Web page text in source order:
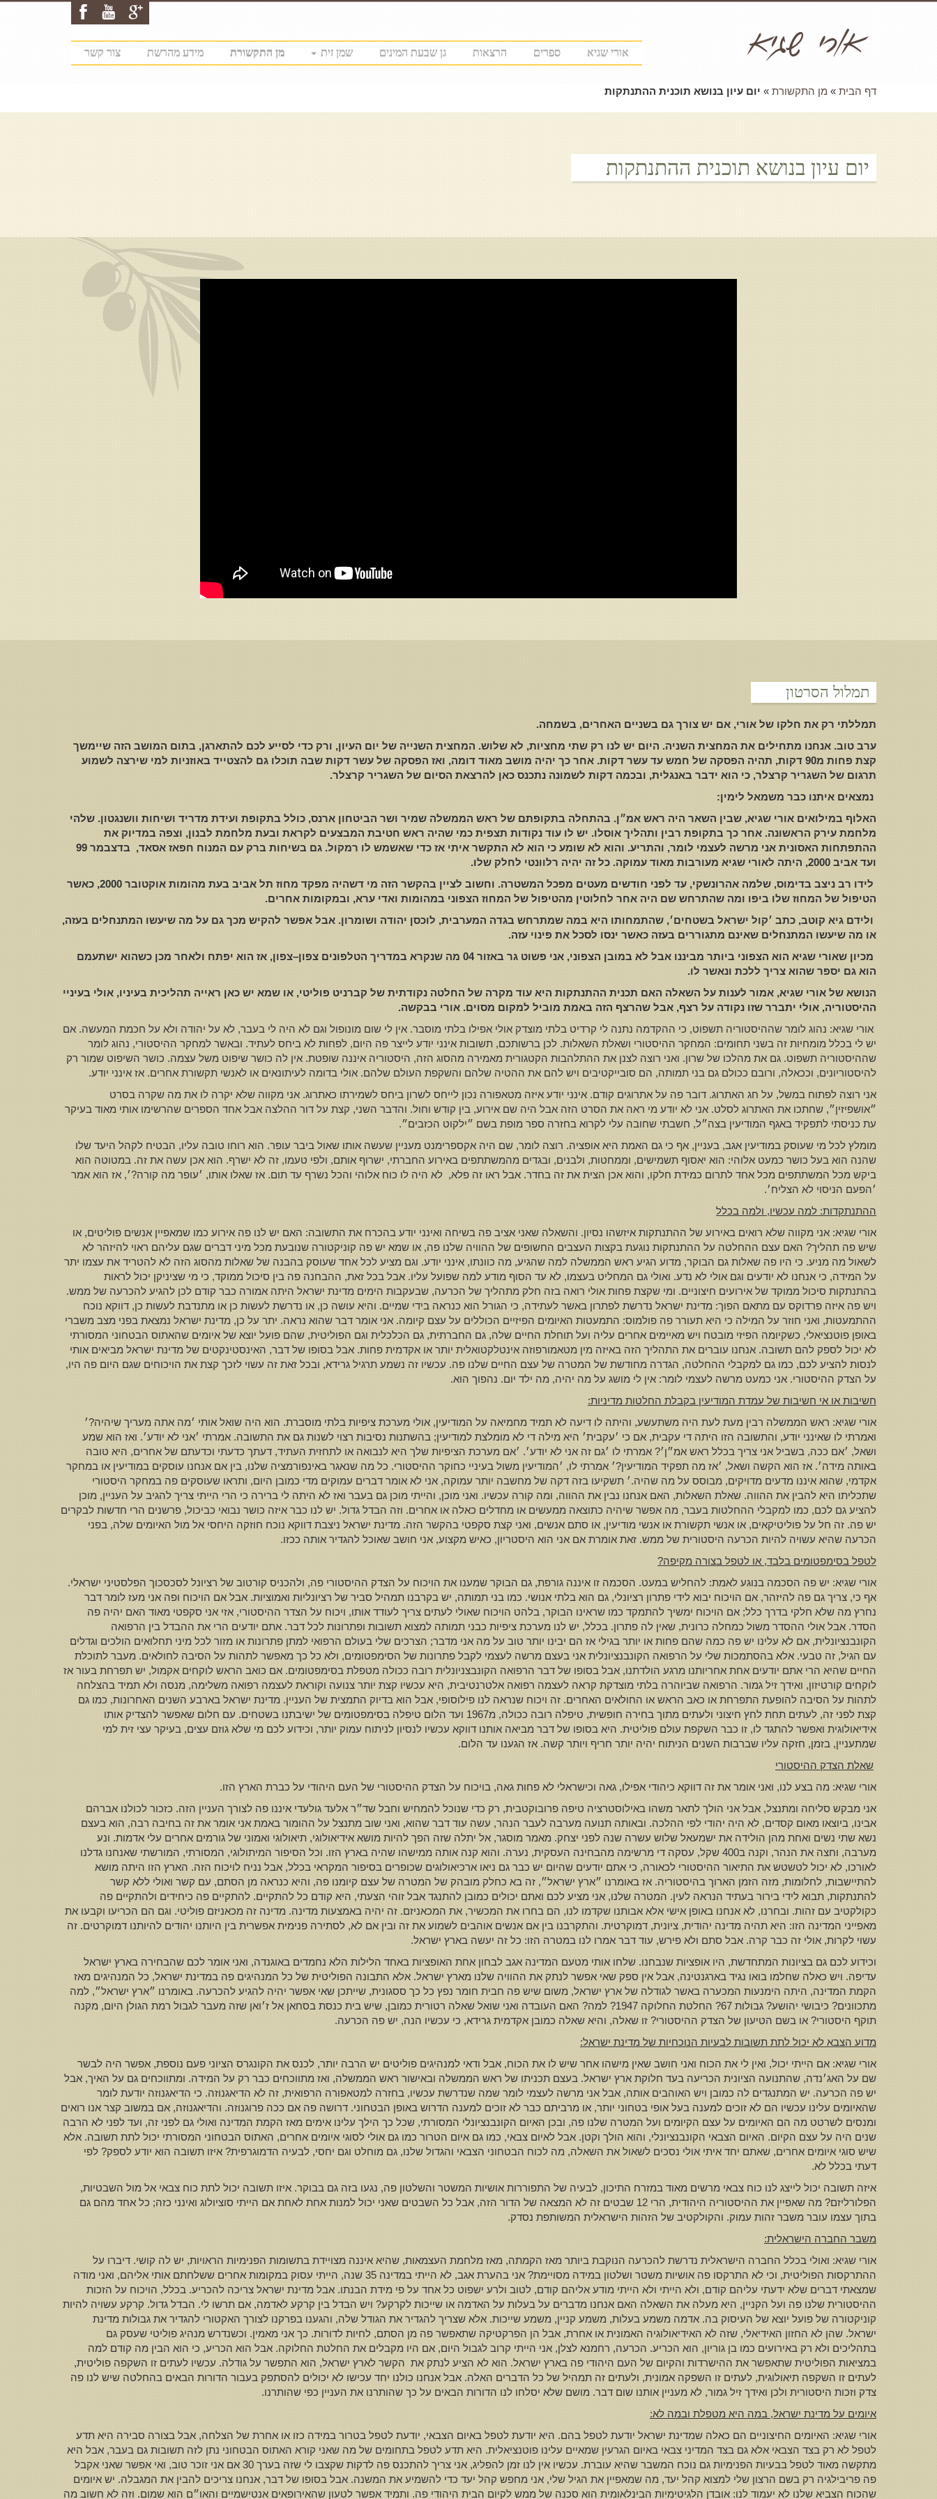
אורי שגיא ספרים הרצאות גן שבעת המינים שמן זית מן התקשורת מידע מהרשת צור קשר
דף הבית » מן התקשורת » יום עיון בנושא תוכנית ההתנתקות
יום עיון בנושא תוכנית ההתנתקות
תמלול הסרטון
תמללתי רק את חלקו של אורי, אם יש צורך גם בשניים האחרים, בשמחה.
ערב טוב. אנחנו מתחילים את המחצית השניה. היום יש לנו רק שתי מחציות, לא שלוש. המחצית השנייה של יום העיון, ורק כדי לסייע לכם להתארגן, בתום המושב הזה שיימשך
קצת פחות מ90 דקות, תהיה הפסקה של חמש עד עשר דקות. אחר כך יהיה מושב מאוד דומה, ואז הפסקה של עשר דקות שבה תוכלו גם להצטייד באוזניות למי שירצה לשמוע
תרגום של השגריר קרצלר, כי הוא ידבר באנגלית, ובכמה דקות לשמונה נתכנס כאן להרצאת הסיום של השגריר קרצלר.
נמצאים איתנו כבר משמאל לימין:
האלוף במילואים אורי שגיא, שבין השאר היה ראש אמ״ן. בהתחלה בתקופתם של ראש הממשלה שמיר ושר הביטחון ארנס, כולל בתקופת ועידת מדריד ושיחות וושנגטון. שלהי
מלחמת עירק הראשונה. אחר כך בתקופת רבין ותהליך אוסלו. יש לו עוד נקודות תצפית כמי שהיה ראש חטיבת המבצעים לקראת ובעת מלחמת לבנון, וצפה במדיוק את
ההתפתחות האסונית אני מרשה לעצמי לומר, והתריע. והוא לא שומע כי הוא לא התקשר איתי אז כדי שאשמש לו רמקול. גם בשיחות ברק עם המנוח חפאז אסאד, בדצבמר 99
ועד אביב 2000, היתה לאורי שגיא מעורבות מאוד עמוקה. כל זה יהיה רלוונטי לחלק שלו.
לידו רב ניצב בדימוס, שלמה אהרונשקי, עד לפני חודשים מעטים מפכל המשטרה. וחשוב לציין בהקשר הזה מי דשהיה מפקד מחוז תל אביב בעת מהומות אוקטובר 2000, כאשר
הטיפול של המחוז שלו ביפו ומה שהתרחש שם היה אחר לחלוטין מהטיפול של המחוז הצפוני במהומות ואדי ערא, ובמקומות אחרים.
ולידם גיא קוטב, כתב ׳קול ישראל בשטחים׳, שהתמחותו היא במה שמתרחש בגדה המערבית, לוכסן יהודה ושומרון. אבל אפשר להקיש מכך גם על מה שיעשו המתנחלים בעזה,
או מה שיעשו המתנחלים שאינם מתגוררים בעזה כאשר ינסו לסכל את פינוי עזה.
מכיון שאורי שגיא הוא הצפוני ביותר מביננו אבל לא במובן הצפוני, אני פשוט גר באזור04 מה שנקרא במדריך הטלפונים צפון–צפון, אז הוא יפתח ולאחר מכן כשהוא ישתעמם
הוא גם יספר שהוא צריך ללכת ונאשר לו.
הנושא של אורי שגיא, אמור לענות על השאלה האם תכנית ההתנתקות היא עוד מקרה של החלטה נקודתית של קברניט פוליטי, או שמא יש כאן ראייה תהליכית בעיניו, אולי בעיניי
ההיסטוריה, אולי יתברר שזו נקודה על רצף, אבל שהרצף הזה באמת מוביל למקום מסוים. אורי בבקשה.
אורי שגיא: נהוג לומר שההיסטוריה תשפוט, כי ההקדמה נתנה לי קרדיט בלתי מוצדק אולי אפילו בלתי מוסבר. אין לי שום מונופול וגם לא היה לי בעבר, לא על יהודה ולא על חכמת המעשה. אם
יש לי בכלל מומחיות זה בשני תחומים: המחקר ההיסטורי ושאלת השאלות. לכן ברשותכם, תשובות אינני יודע לייצר פה היום, לפחות לא ביחס לעתיד. ובאשר למחקר ההיסטורי, נהוג לומר
שההיסטוריה תשפוט. גם את מהלכו של שרון. ואני רוצה לצנן את ההתלהבות הקטגורית מאמירה מהסוג הזה, היסטוריה איננה שופטת. אין לה כושר שיפוט משל עצמה. כושר השיפוט שמור רק
להיסטוריונים, וככאלה, ורובם ככולם גם בני תמותה, הם סובייקטיבים ויש להם את ההטיה שלהם והשקפת העולם שלהם. אולי בדומה לעיתונאים או לאנשי תקשורת אחרים. אז אינני יודע.
אני רוצה לפתוח במשל, על חג האתרוג. דובר פה על אתרוגים קודם. אינני יודע איזה מטאפורה נכון לייחס לשרון ביחס לשמירתו כאתרוג. אני מקווה שלא יקרה לו את מה שקרה בסרט
״אושפיזין״, שחתכו את האתרוג לסלט. אני לא יודע מי ראה את הסרט הזה אבל היה שם אירוע, בין קודש וחול. והדבר השני, קצת על דור ההלצה אבל אחד הספרים שהרשימו אותי מאוד בעיקר
עת כניסתי לתפקיד באגף המודיעין בצה״ל, חשבתי שחובה עלי לקרוא בחזרה ספר מופת בשם ״ילקוט הכזבים״.
מומלץ לכל מי שעוסק במודיעין אגב, בעניין, אף כי גם האמת היא אופציה. רוצה לומר, שם היה אקספרימנט מעניין שעשה אותו שאול ביבר עופר. הוא רוחו טובה עליו, הבטיח לקהל היעד שלו
שהנה הוא בעל כושר כמעט אלוהי: הוא יאסוף תשמישים, וממחטות, ולבנים, ובגדים מהמשתתפים באירוע החברתי, ישרוף אותם, ולפי טעמו, זה לא ישרף. הוא אכן עשה את זה. במטוטה הוא
ביקש מכל המשתתפים מכל אחד לתרום כמידת חלקו, והוא אכן הצית את זה בחדר. אבל ראו זה פלא, לא היה לו כוח אלוהי והכל נשרף עד תום. אז שאלו אותו, ׳עופר מה קורה?׳, אז הוא אמר
׳הפעם הניסוי לא הצליח׳.
ההתנתקדות: למה עכשיו, ולמה בכלל
אורי שגיא: אני מקווה שלא רואים באירוע של ההתנתקות איזשהו נסיון. והשאלה שאני אציב פה בשיחה ואינני יודע בהכרח את התשובה: האם יש לנו פה אירוע כמו שמאפיין אנשים פוליטים, או
שיש פה תהליך? האם עצם ההחלטה על ההתנתקות נוגעת בקצות העצבים החשופים של ההוויה שלנו פה, או שמא יש פה קוניקטורה שנובעת מכל מיני דברים שגם עליהם ראוי להיזהר לא
לשאול מה מניע. כי היו פה שאלות גם הבוקר, מדוע הגיע ראש הממשלה למה שהגיע, מה כוונתו, אינני יודע. וגם מציע לכל אחד שעוסק בהבנה של שאלות מהסוג הזה לא להטריד את עצמו יתר
על המידה, כי אנחנו לא יודעים וגם אולי לא נדע. ואולי גם המחליט בעצמו, לא עד הסוף מודע למה שפועל עליו. אבל בכל זאת, ההבחנה פה בין סיכול ממוקד, כי מי שציניקן יכול לראות
בהתנתקות סיכול ממוקד של אירועים חיצוניים. ומי שקצת פחות אולי רואה בזה חלק מתהליך של הכרעה, שבעקבות הימים מדינת ישראל היתה אמורה כבר קודם לכן להגיע להכרעה של ממש.
ויש פה איזה פרדוקס עם מתאם הפוך: מדינת ישראל נדרשת לפתרון באשר לעתידה, כי הגורל הוא כנראה בידי שמיים. והיא עושה כן, או נדרשת לעשות כן או מתנדבת לעשות כן, דווקא נוכח
ההתמעטות, ואני חוזר על המילה כי היא תעורר פה פולמוס: התמעטות האיומים הפיזיים הכוללים על עצם קיומה. אני אומר דבר שהוא נראה. יתר על כן, מדינת ישראל נמצאת בפני מצב משברי
באופן פוטנציאלי, כשקיומה הפיזי מובטח ויש מאיימים אחרים עליה ועל תוחלת החיים שלה, גם החברתית, גם הכלכלית וגם הפוליטית, שהם פועל יוצא של איומים שהאתוס הבטחוני המסורתי
לא יכול לספק להם תשובה. אנחנו עוברים את התהליך הזה באיזה מין מטאמורפוזה אינטלקטואלית יותר או אקדמית פחות. אבל בסופו של דבר, האינסטינקטים של מדינת ישראל מביאים אותי
לנסות להציע לכם, כמו גם למקבלי ההחלטה, הגדרה מחודשת של המטרה של עצם החיים שלנו פה. עכשיו זה נשמע תרגיל גרידא, ובכל זאת זה עשוי לזכך קצת את הויכוחים שגם היום פה היו,
על הצדק ההיסטורי. אני כמעט מרשה לעצמי לומר: אין לי מושג על מה יהיה, מה ילד יום. נהפוך הוא.
חשיבות או אי חשיבות של עמדת המודיעין בקבלת החלטות מדיניות:
אורי שגיא: ראש הממשלה רבין מעת לעת היה משתעשע, והיתה לו דיעה לא תמיד מחמיאה על המודיעין, אולי מערכת ציפיות בלתי מוסברת. הוא היה שואל אותי ׳מה אתה מעריך שיהיה?׳
ואמרתי לו שאינני יודע, והתשובה הזו היתה די עקבית, אם כי ׳עקבית׳ היא מילה די לא מומלצת למודיעין; בהשתנות נסיבות רצוי לשנות גם את התשובה. אמרתי ׳אני לא יודע׳. ואז הוא שמע
ושאל, ׳אם ככה, בשביל אני צריך בכלל ראש אמ״ן׳? אמרתי לו ׳גם זה אני לא יודע׳. ׳אם מערכת הציפיות שלך היא לנבואה או לתחזית העתיד, דעתך כדעתי וכדעתם של אחרים, היא טובה
באותה מידה׳. אז הוא הקשה ושאל, ׳אז מה תפקיד המודיעין?׳ אמרתי לו, ׳המודיעין משול בעיניי כחוקר ההיסטורי. כל מה שנאגר באינפורמציה שלנו, בין אם אנחנו עוסקים במודיעין או במחקר
אקדמי, שהוא איננו מדעים מדויקים, מבוסס על מה שהיה.׳ תשקיעו בזה דקה של מחשבה יותר עמוקה, אני לא אומר דברים עמוקים מדי כמובן היום, ותראו שעוסקים פה במחקר היסטורי
שתכליתו היא להבין את ההווה. שאלת השאלות, האם אנחנו נבין את ההווה, ומה קורה עכשיו. ואני מוכן, והייתי מוכן גם בעבר ואז לא היתה לי ברירה כי הרי הייתי צריך להגיב על העניין, מוכן
להציע גם לכם, כמו למקבלי ההחלטות בעבר, מה אפשר שיהיה כתוצאה ממעשים או מחדלים כאלה או אחרים. וזה הבדל גדול. יש לנו כבר איזה כושר נבואי כביכול, פרשנים הרי חדשות לבקרים
יש פה. זה חל על פוליטיקאים, או אנשי תקשורת או אנשי מודיעין, או סתם אנשים, ואני קצת סקפטי בהקשר הזה. מדינת ישראל ניצבת דווקא נוכח חוזקה היחסי אל מול האיומים שלה, בפני
הכרעה שהיא עשויה להיות הכרעה היסטורית של ממש. זאת אומרת אם אני הוא היסטריון, כאיש מקצוע, אני חושב שאוכל להגדיר אותה ככזו.
לטפל בסימפטומים בלבד, או לטפל בצורה מקיפה?
אורי שגיא: יש פה הסכמה בנוגע לאמת: להחליש במעט. הסכמה זו איננה גורפת, גם הבוקר שמענו את הויכוח על הצדק ההיסטורי פה, ולהכניס קורטוב של רציונל לסכסכוך הפלסטיני ישראלי.
אף כי, צריך גם פה להיזהר, אם הויכוח יבוא לידי פתרון רציונלי, גם הוא בלתי אנושי. כמו בני תמותה, יש בקרבנו תמהיל סביר של רציונליות ואמוציות. אבל אם הויכוח ופה אני מעז לומר דבר
נחרץ מה שלא חלקי בדרך כלל; אם הויכוח ימשיך להתמקד כמו שראינו הבוקר, בלהט הויכוח שאולי לעתים צריך לעודד אותו, ויכוח על הצדר ההיסטורי, אזי אני סקפטי מאוד האם יהיה פה
הסדר. אבל אולי ההסדר משול כמחלה כרונית, שאין לה פתרון. בכלל, יש לנו מערכת ציפיות כבני תמותה למצוא תשובות ופתרונות לכל דבר. אתם יודעים הרי את ההבדל בין הרפואה
הקונבנציונלית, אם לא עלינו יש פה כמה שהם פחות או יותר בגילי אז הם יבינו יותר טוב על מה אני מדבר; הצרכים שלי בעולם הרפואי למתן פתרונות או מזור לכל מיני תחלואים הולכים וגדלים
עם הגיל, זה טבעי. אלא בהסתמכות שלי על הרפואה הקונבנציונלית אני בעצם מרשה לעצמי לקבל פתרונות של הסימפטומים, ולא כל כך מאפשר לתהות על הסיבה לחולאים. מעבר לתוכלת
החיים שהיא הרי אתם יודעים אחת אחריותנו מרגע הולדתנו, אבל בסופו של דבר הרפואה הקונבצניונלית רובה ככולה מטפלת בסימפטומים. אם כואב הראש לוקחים אקמול, יש תפרחת בעור אז
לוקחים קורטיזון, ואידך זיל גמור. הרפואה שביוהרה בלתי מוצדקת קראה לעצמה רפואה אלטרנטיבית, היא עכשיו קצת יותר צנועה וקוראת לעצמה רפואה משלימה, מנסה ולא תמיד בהצלחה
לתהות על הסיבה להופעת התפרחת או כאב הראש או החולאים האחרים. זה ויכוח שנראה לנו פילוסופי, אבל הוא בדיוק התמצית של העניין. מדינת ישראל בארבע השנים האחרונות, כמו גם
קצת לפני זה, לעתים תחת לחץ חיצוני ולעתים מתוך בחירה חופשית, טיפלה רובה ככולה, מ1967 ועד הלום טיפלה בסימפטומים של ישיבתנו בשטחים. עם חלום שאפשר להצדיק אותו
אידיאולוגית ואפשר להתגד לו, זו כבר השקפת עולם פוליטית. היא בסופו של דבר מביאה אותנו דווקא עכשיו לנסיון לניתוח עמוק יותר, וכידוע לכם מי שלא גוזם עצים, בעיקר עצי זית למי
שמתעניין, בזמן, חזקה עליו שברבות השנים הניתוח יהיה יותר חריף ויותר קשה. אז הגענו עד הלום.
שאלת הצדק ההיסטורי
אורי שגיא: מה בצע לנו, ואני אומר את זה דווקא כיהודי אפילו, גאה וכישראלי לא פחות גאה, בויכוח על הצדק ההיסטורי של העם היהודי על כברת הארץ הזו.
אני מבקש סליחה ומתנצל, אבל אני הולך לתאר משהו באילוסטרציה טיפה פרובוקטבית, רק כדי שנוכל להמחיש וחבל שד״ר אלעד גולעדי איננו פה לצורך העניין הזה. כזכור לכולנו אברהם
אבינו, ביוצאו מאום קסדים, לא היה יהודי לפי ההלכה. ובאותה תנועה מערבה לעבר הנהר, עשה עוד דבר שהוא, ואני שוב מתנצל על ההומור באמת אני אומר את זה בחיבה רבה, הוא בעצם
נשא שתי נשים ואחת מהן הולידה את ישמעאל שלוש עשרה שנה לפני יצחק. מאמר מוסגר, אל יתלה שזה הפך להיות מושא אידיאולוגי, תיאולוגי ואמוני של גורמים אחרים עלי אדמות. ונע
מערבה, וחצה את הנהר, וקנה ב400 שקל, עסקה די מרשימה מהבחינה העסקית, נערה. והוא קנה אותה ממישהו שהיה בארץ הזו. וכל הסיפור המיתולוגי, המסורתי, המורשתי שאנחנו גדלנו
לאורכו, לא יכול לטשטש את התיאור ההיסטורי לכאורה, כי אתם יודעים שהיום יש כבר גם ניאו ארכיאולוגים שכופרים בסיפור המקראי בכלל, אבל נניח לויכוח הזה. הארץ הזו היתה מושא
להתיישבות, לחלומות, מזה הזמן הארוך בהיסטוריה. אז באומרנו ״ארץ ישראל״, זה בא כחלק מובהק של המטרה של עצם קיומנו פה, והיא כנראה מן הסתם, עם קשר ואולי ללא קשר
להתנתקות, תבוא לידי בירור בעתיד הנראה לעין. המטרה שלנו, אני מציע לכם ואתם יכולים כמובן להתנגד אבל זוהי הצעתי, היא קודם כל להתקיים. להתקיים פה כיחידים ולהתקיים פה
כקולקטיב עם זהות. ובחרנו, לא אנחנו באופן אישי אלא אבותנו שקדמו לנו, הם בחרו את המכשיר, את המכאניזם. זה יהיה באמצעות מדינה. מדינה זה מכאניזם פוליטי. וגם הם הכריעו וקבעו את
מאפייני המדינה הזו: היא תהיה מדינה יהודית, ציונית, דמוקרטית. והתקרבנו בין אם אנשים אוהבים לשמוע את זה ובין אם לא, לסתירה פנימית אפשרית בין היותנו יהודים להיותנו דמוקרטים. זה
עשוי לקרות, אולי זה כבר קרה. אבל סתם ולא פירש, עוד דבר אמרו לנו במטרה הזו: כל זה יעשה בארץ ישראל.
וכידוע לכם גם בציונות המתחדשת, היו אופציות שנבחנו. שלחו אותי מטעם המדינה אגב לבחון אחת האופציות באחד הלילות הלא נחמדים באוגנדה, ואני אומר לכם שהבחירה בארץ ישראל
עדיפה. ויש כאלה שחלמו בואו נגיד בארגנטינה, אבל אין ספק שאי אפשר לנתק את ההוויה שלנו מארץ ישראל. אלא התבונה הפוליטית של כל המנהיגים פה במדינת ישראל, כל המנהיגים מאז
הקמת המדינה, היתה הימנעות המכערה באשר לגודלה של ארץ ישראל, משום שיש פה חבית חומר נפץ כל כך ססגונית, שייתכן שאי אפשר יהיה להגיע להכרעה. באומרנו ״ארץ ישראל״, למה
מתכוונים? כיבושי יהושע? גבולות 67? החלטת החלוקה 1947? למה? האם העובדה ואני שואל שאלה רטורית כמובן, שיש בית כנסת בסחאן אל ז׳ואן שזה מעבר לגבול רמת הגולן היום, מקנה
תוקף היסטורי? או בשם הטיעון של הצדק ההיסטורי? זו שאלה, והיא שאלה כמובן אקדמית גרידא, כי עכשיו הנה, יש פה הכרעה.
מדוע הצבא לא יכול לתת תשובות לבעיות הנוכחיות של מדינת ישראל:
אורי שגיא: אם הייתי יכול, ואין לי את הכוח ואני חושב שאין מישהו אחר שיש לו את הכוח, אבל ודאי למנהיגים פוליטים יש הרבה יותר, לכנס את הקונגרס הציוני פעם נוספת, אפשר היה לבשר
שם על האג׳נדה, שהתנועה הציונית הכריעה בעד חלוקת ארץ ישראל. בעצם תכניתו של ראש הממשלה ובאישור ראש הממשלה, ואז מתווכחים כבר רק על המידה. ומתווכחים גם על האיך, אבל
יש פה הכרעה. יש המתנגדים לה כמובן ויש האוהבים אותה, אבל אני מרשה לעצמי לומר שמה שנדרשת עכשיו, בחזרה למטאפורה הרפואית, זה לא הדיאגנוזה. כי הדיאגנוזה יודעת לומר
שהאיומים עלינו עכשיו הם לא זוכים למענה בעל אופי בטחוני יותר, או מרביתם כבר לא זוכים למענה הדרוש באופן הבטחוני. דרושה פה אם ככה פרוגנוזה. והדיאגנוזה, אם במשוב קצר אנו רואים
ומנסים לשרטט מה הם האיומים על עצם הקיומים ועל המטרה שלנו פה, ובכן האיום הקונבנציונלי המסורתי, שכל כך הילך עלינו אימים מאז הקמת המדינה ואולי גם לפני זה, ועד לפני לא הרבה
שנים היה על עצם הקיום. האיום הצבאי הקונבנציונלי, והוא הולך וקטן. אבל לאיום צבאי, כמו גם איום הטרור כמו גם אולי לסוגי איומים אחרים, האתוס הבטחוני המסורתי יכול לתת תשובה. אלא
שיש סוגי איומים אחרים, שאתם יחד איתי אולי נסכים לשאול את השאלה, מה לכוח הבטחוני הצבאי והגדול שלנו, גם מוחלט וגם יחסי, לבעיה הדמוגרפית? איזו תשובה הוא יודע לספק? לפי
דעתי בכלל לא.
איזה תשובה יכול לייצג לנו כוח צבאי מרשים מאוד במזרח התיכון, לבעיה של התפוררות אושיות המשטר והשלטון פה, נגעו בזה גם בבוקר. איזו תשובה יכול לתת כוח צבאי אל מול השבטיות,
הפלורליזם? מה שאפיין את ההיסטוריה היהודית, הרי 12 שבטים זה לא המצאה של הדור הזה, אבל כל השבטים שאני יכול למנות אחת לאחת אם הייתי סוציולוג ואינני כזה; כל אחד מהם גם
בתוך עצמו עובר משבר זהות עמוק. והקולקטיב של הזהות הישראלית המשותפת נסדק.
משבר החברה הישראלית:
אורי שגיא: ואולי בכלל החברה הישראלית נדרשת להכרעה הנוקבת ביותר מאז הקמתה, מאז מלחמת העצמאות, שהיא איננה מצויידת בתשומות הפנימיות הראויות, יש לה קושי. דיברו על
ההתרקסות הפוליטית, וכי לא התרקסו פה אושיות משטר ושלטון במידה מסויימת? אני בהערת אגב, לא הייתי במדינה 35 שנה, הייתי עסוק במקומות אחרים ששלחתם אותי אליהם, ואני מודה
שמצאתי דברים שלא ידעתי עליהם קודם, ולא הייתי ולא הייתי מודע אליהם קודם, לטוב ולרע ישפוט כל אחד על פי מידת הבנתו. אבל מדינת ישראל צריכה להכריע. בכלל, הויכוח על הזכות
ההיסטורית שלנו פה ועל הקניין, היא מעלה את השאלה האם אנחנו מדברים על בעלות על האדמה או שייכות לקרקע? ויש הבדל בין קרקע לאדמה, אם תרשו לי. הבדל גדול. קרקע עשויה להיות
קוניקטורה של פועל יוצא של העיסוק בה. אדמה משמע בעלות, משמע קניין, משמע שייכות. אלא שצריך להגדיר את הגודל שלה, והגענו בפרקנו לצורך האקטורי להגדיר את גבולות מדינת
ישראל. שהן לא החזון האידיאלי, שזה לא האידיאולוגיה האמונית או אחרת, אבל הן הפרקטיקה שתאפשר פה מן הסתם, לחיות לדורות. כך אני מאמין. וכשנדרש מנהיג פוליטי שעסק גם
בתהליכים ולא רק באירועים כמו בן גוריון, הוא הכריע. הכרעה, רחמנא לצלן, אני הייתי קרוב לגבול היום, אם היו מקבלים את החלטת החלוקה. אבל הוא הכריע, כי הוא הבין מה קודם למה
במציאות הפוליטית שתאפשר את ההישרדות והקיום של העם היהודי פה בארץ ישראל. הוא לא הציע לנתק את הקשר לארץ ישראל, הוא התפשר על גודלה. עכשיו לעתים זו השקפה פוליטית,
לעתים זו השקפה תיאולוגית, לעתים זו השפקה אמונית, ולעתים זה תמהיל של כל הדברים האלה. אבל אנחנו כולנו יחד עכישו לא יכולים להסתפק בעבור הדורות הבאים בהחלטה שיש לנו פה
צדק וזכות היסטורית ולכן ואידך זיל גמור, לא מעניין אותנו שום דבר. מושם שלא יסלחו לנו הדורות הבאים על כך שהותרנו את העניין כפי שהותרנו.
איומים על מדינת ישראל, במה היא מטפלת ובמה לא:
אורי שגיא: האיומים החיצוניים הם כאלה שמדינת ישראל יודעת לטפל בהם. היא יודעת לטפל באיום הצבאי, יודעת לטפל בטרור במידה כזו או אחרת של הצלחה, אבל בצורה סבירה היא תדע
לטפל לא רק בצד הצבאי אלא גם בצד המדיני צבאי באיום הגרעין שמאיים עלינו פוטנציאלית. היא תדע לטפל בתחומים של מה שאני קורא האתוס הבטחוני נתן לזה תשובות גם בעבר, אבל היא
מתקשה מאוד לטפל בבעיות הפנימיות גם נוכח המשבר שהיא עוברת. עכשיו אין לנו זמן להפליג, אני צריך להתכנס פה לדקות שקצבו לי שזה בערך 30 אם אני זוכר טוב, ואי אפשר שאני אקבל
פה פריבילגיה רק בשם הרצון שלי למצוא קהל יעד, מה שמאפיין את הגיל שלי, אני מחפש קהל יעד כדי להשמיע את המשנה. אבל בסופו של דבר, אנחנו צריכים להבין את המגבלה. יש איומים
שהכוח הצביא שלנו לא יעמוד לנו: אובדן הלגיטימיות הבינלאומית הוא סכנה של ממש לקיום הבית היהודי פה. ותמיד אפשר לטעון שהאירופאים אנטישמיים והאו״ם הוא שמום. וזה לא חשוב מה